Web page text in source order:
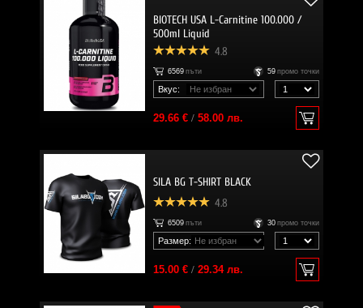
BIOTECH USA L-Carnitine 100.000 /
500ml Liquid
4.8
6569 пъти 59 промо точки
Вкус:
29.66 €/ 58.00 лв.
SILA BG T-SHIRT BLACK
4.8
6509 пъти 30 промо точки
Размер:
15.00 €/ 29.34 лв.